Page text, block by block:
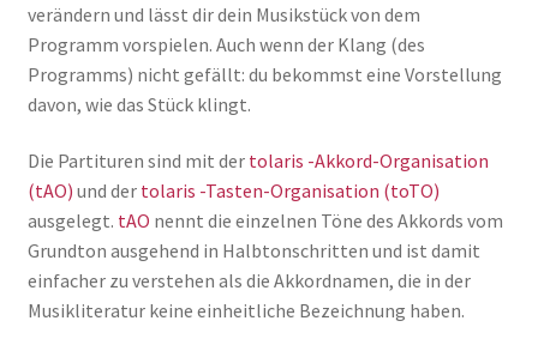
verändern und lässt dir dein Musikstück von dem
Programm vorspielen. Auch wenn der Klang (des
Programms) nicht gefällt: du bekommst eine Vorstellung
davon, wie das Stück klingt.
Die Partituren sind mit der tolaris -Akkord-Organisation
(tAO) und der tolaris -Tasten-Organisation (toTO)
ausgelegt. tAO nennt die einzelnen Töne des Akkords vom
Grundton ausgehend in Halbtonschritten und ist damit
einfacher zu verstehen als die Akkordnamen, die in der
Musikliteratur keine einheitliche Bezeichnung haben.